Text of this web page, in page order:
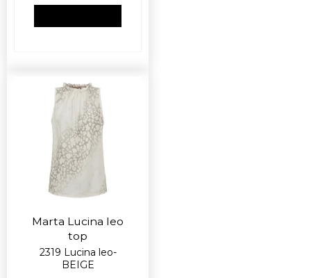
Marta Lucina leo
top
2319 Lucina leo-
BEIGE